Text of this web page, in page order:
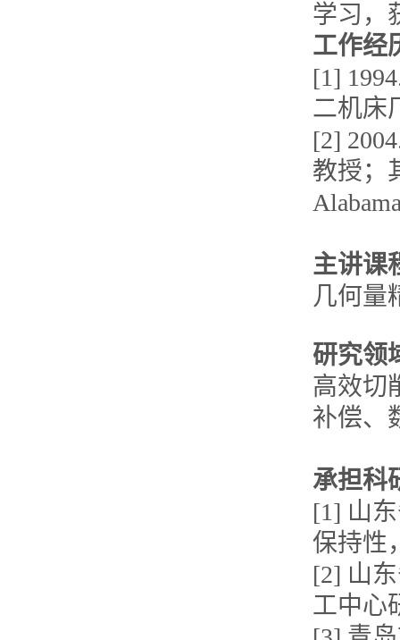
学习，
工作经
[1]
二机床
[2]
教授；
主讲课
几何量
研究领
高效切
补偿、
承担科
[1] 山
保持性
[2] 山
工中心